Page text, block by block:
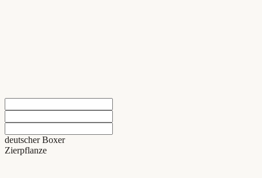
deutscher Boxer
Zierpflanze